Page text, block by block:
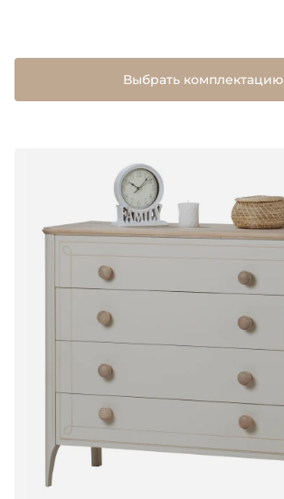
Выбрать комплектацию